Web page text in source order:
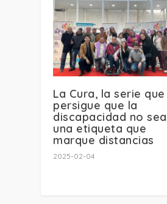
La Cura, la serie que
persigue que la
discapacidad no sea
una etiqueta que
marque distancias
2025-02-04